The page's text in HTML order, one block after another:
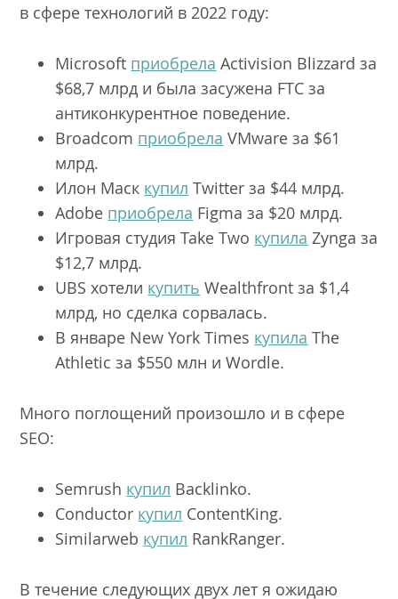
в сфере технологий в 2022 году:
Microsoft приобрела Activision Blizzard за
$68,7 млрд и была засужена FTC за
антиконкурентное поведение.
Broadcom приобрела VMware за $61
млрд.
Илон Маск купил Twitter за $44 млрд.
Adobe приобрела Figma за $20 млрд.
Игровая студия Take Two купила Zynga за
$12,7 млрд.
UBS хотели купить Wealthfront за $1,4
млрд, но сделка сорвалась.
В январе New York Times купила The
Athletic за $550 млн и Wordle.
Много поглощений произошло и в сфере
SEO:
Semrush купил Backlinko.
Conductor купил ContentKing.
Similarweb купил RankRanger.
В течение следующих двух лет я ожидаю